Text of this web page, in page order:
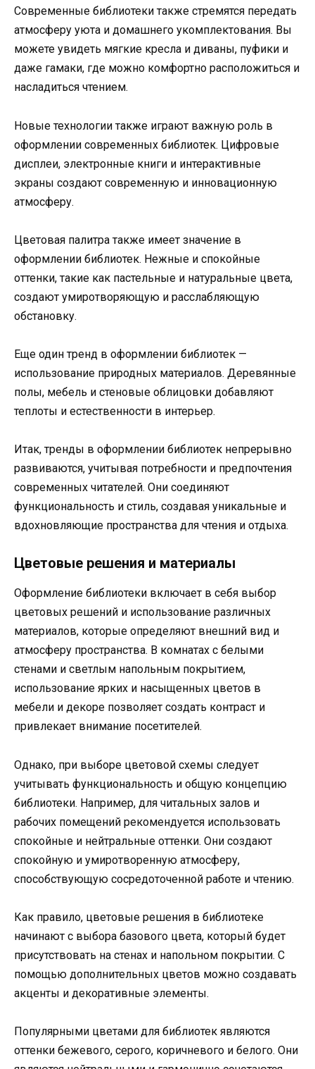
Современные библиотеки также стремятся передать
атмосферу уюта и домашнего укомплектования. Вы
можете увидеть мягкие кресла и диваны, пуфики и
даже гамаки, где можно комфортно расположиться и
насладиться чтением.
Новые технологии также играют важную роль в
оформлении современных библиотек. Цифровые
дисплеи, электронные книги и интерактивные
экраны создают современную и инновационную
атмосферу.
Цветовая палитра также имеет значение в
оформлении библиотек. Нежные и спокойные
оттенки, такие как пастельные и натуральные цвета,
создают умиротворяющую и расслабляющую
обстановку.
Еще один тренд в оформлении библиотек —
использование природных материалов. Деревянные
полы, мебель и стеновые облицовки добавляют
теплоты и естественности в интерьер.
Итак, тренды в оформлении библиотек непрерывно
развиваются, учитывая потребности и предпочтения
современных читателей. Они соединяют
функциональность и стиль, создавая уникальные и
вдохновляющие пространства для чтения и отдыха.
Цветовые решения и материалы
Оформление библиотеки включает в себя выбор
цветовых решений и использование различных
материалов, которые определяют внешний вид и
атмосферу пространства. В комнатах с белыми
стенами и светлым напольным покрытием,
использование ярких и насыщенных цветов в
мебели и декоре позволяет создать контраст и
привлекает внимание посетителей.
Однако, при выборе цветовой схемы следует
учитывать функциональность и общую концепцию
библиотеки. Например, для читальных залов и
рабочих помещений рекомендуется использовать
спокойные и нейтральные оттенки. Они создают
спокойную и умиротворенную атмосферу,
способствующую сосредоточенной работе и чтению.
Как правило, цветовые решения в библиотеке
начинают с выбора базового цвета, который будет
присутствовать на стенах и напольном покрытии. С
помощью дополнительных цветов можно создавать
акценты и декоративные элементы.
Популярными цветами для библиотек являются
оттенки бежевого, серого, коричневого и белого. Они